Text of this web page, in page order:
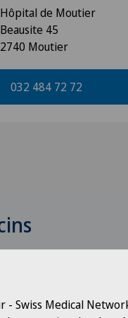
Hôpital de Moutier
Beausite 45
2740 Moutier
032 484 72 72
Swiss Medical